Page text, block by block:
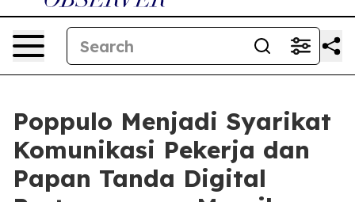
Poppulo Menjadi Syarikat
Komunikasi Pekerja dan
Papan Tanda Digital